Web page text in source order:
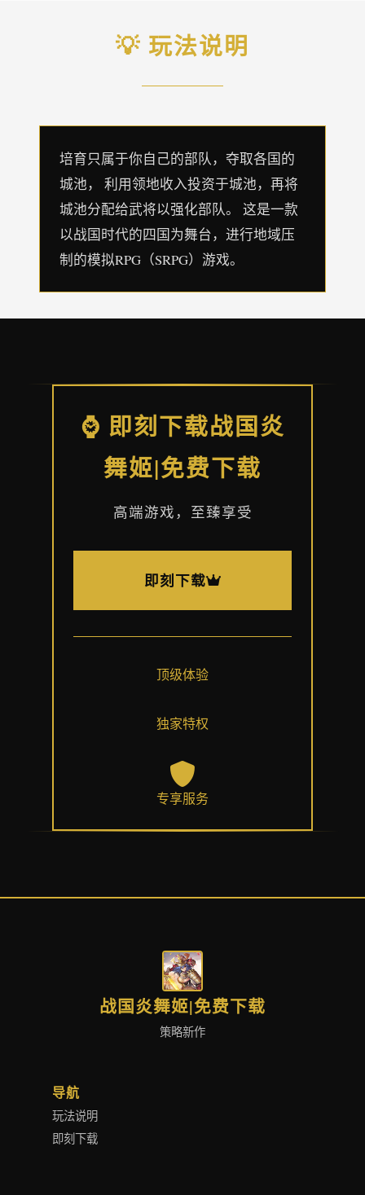
💡 玩法说明
培育只属于你自己的部队，夺取各国的
城池， 利用领地收入投资于城池，再将
城池分配给武将以强化部队。 这是一款
以战国时代的四国为舞台，进行地域压
制的模拟RPG（SRPG）游戏。
⌚ 即刻下载战国炎
舞姬|免费下载
高端游戏，至臻享受
即刻下载
顶级体验
独家特权
专享服务
战国炎舞姬|免费下载
策略新作
导航
玩法说明
即刻下载